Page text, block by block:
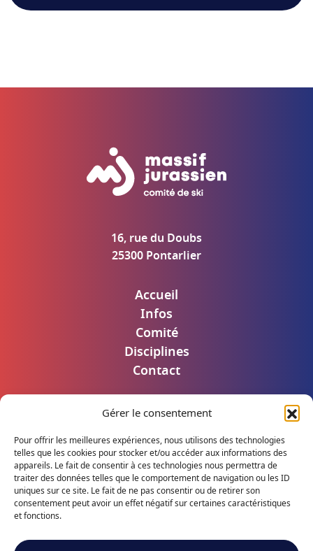
Gérer le consentement
Pour offrir les meilleures expériences, nous utilisons des technologies
telles que les cookies pour stocker et/ou accéder aux informations des
appareils. Le fait de consentir à ces technologies nous permettra de
traiter des données telles que le comportement de navigation ou les ID
uniques sur ce site. Le fait de ne pas consentir ou de retirer son
consentement peut avoir un effet négatif sur certaines caractéristiques
et fonctions.
16, rue du Doubs
25300 Pontarlier
Accueil
Infos
Comité
Disciplines
Contact
Mentions légales
Accès utilisateur
Suivez notre actualité